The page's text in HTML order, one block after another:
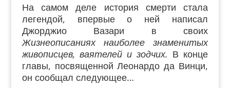
На самом деле история смерти стала
легендой, впервые о ней написал
Джорджио Вазари в своих
Жизнеописаниях наиболее знаменитых
живописцев, ваятелей и зодчих. В конце
главы, посвященной Леонардо да Винци,
он сообщал следующее…